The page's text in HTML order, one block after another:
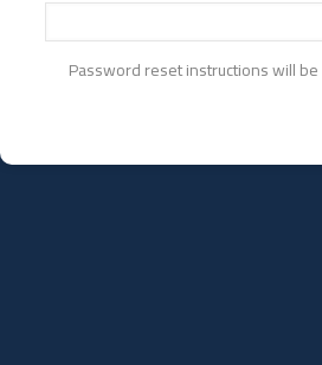
Password reset instructions will